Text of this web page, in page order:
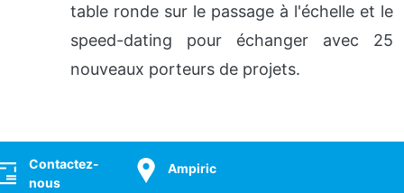
table ronde sur le passage à l'échelle et le
speed-dating pour échanger avec 25
nouveaux porteurs de projets.
Contactez-
nous
Ampiric